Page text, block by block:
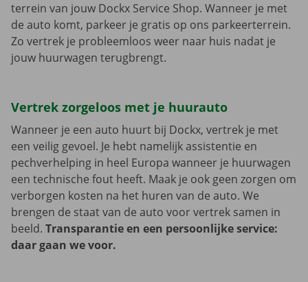
terrein van jouw Dockx Service Shop. Wanneer je met
de auto komt, parkeer je gratis op ons parkeerterrein.
Zo vertrek je probleemloos weer naar huis nadat je
jouw huurwagen terugbrengt.
Vertrek zorgeloos met je huurauto
Wanneer je een auto huurt bij Dockx, vertrek je met
een veilig gevoel. Je hebt namelijk assistentie en
pechverhelping in heel Europa wanneer je huurwagen
een technische fout heeft. Maak je ook geen zorgen om
verborgen kosten na het huren van de auto. We
brengen de staat van de auto voor vertrek samen in
beeld. Transparantie en een persoonlijke service:
daar gaan we voor.